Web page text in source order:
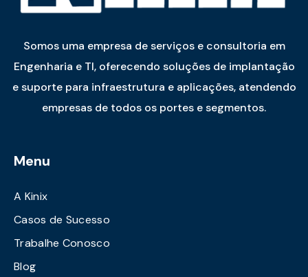
Somos uma empresa de serviços e consultoria em
Engenharia e TI, oferecendo soluções de implantação
e suporte para infraestrutura e aplicações, atendendo
empresas de todos os portes e segmentos.
Menu
A Kinix
Casos de Sucesso
Trabalhe Conosco
Blog